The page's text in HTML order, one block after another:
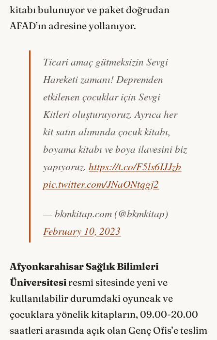
kitabı bulunuyor ve paket doğrudan
AFAD’ın adresine yollanıyor.
Ticari amaç gütmeksizin Sevgi
Hareketi zamanı! Depremden
etkilenen çocuklar için Sevgi
Kitleri oluşturuyoruz. Ayrıca her
kit satın alımında çocuk kitabı,
boyama kitabı ve boya ilavesini biz
yapıyoruz.https://t.co/F5ls6IJJzb
pic.twitter.com/JNaONtqgj2
— bkmkitap.com (@bkmkitap)
February 10, 2023
Afyonkarahisar Sağlık Bilimleri
Üniversitesi resmî sitesinde yeni ve
kullanılabilir durumdaki oyuncak ve
çocuklara yönelik kitapların, 09.00-20.00
saatleri arasında açık olan Genç Ofis’e teslim